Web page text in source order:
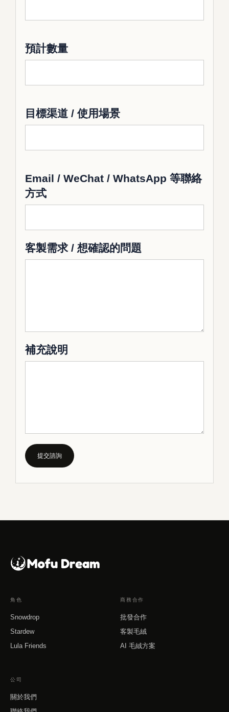
預計數量
目標渠道 / 使用場景
Email / WeChat / WhatsApp 等聯絡
方式
客製需求 / 想確認的問題
補充說明
提交諮詢
角色
Snowdrop
Stardew
Lula Friends
商務合作
批發合作
客製毛絨
AI 毛絨方案
公司
關於我們